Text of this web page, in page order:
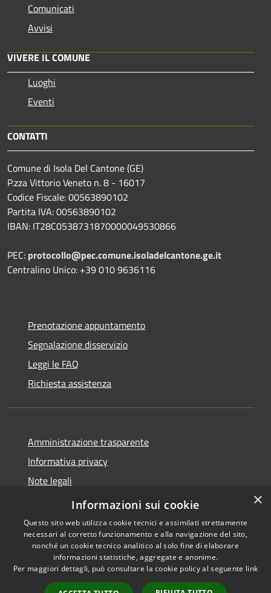
Comunicati
Avvisi
VIVERE IL COMUNE
Luoghi
Eventi
CONTATTI
Comune di Isola Del Cantone (GE)
P.zza Vittorio Veneto n. 8 - 16017
Codice Fiscale: 00563890102
Partita IVA: 00563890102
IBAN: IT28C0538731870000049530866
PEC: protocollo@pec.comune.isoladelcantone.ge.it
Centralino Unico: +39 010 9636116
Prenotazione appuntamento
Segnalazione disservizio
Leggi le FAQ
Richiesta assistenza
Amministrazione trasparente
Informativa privacy
Note legali
Dichiarazione di accessibilità
Accessibilità
Copyright © 2026 • Comune di
Isola del Cantone • Powered by
Municipium• Accesso
×
Informazioni sui cookie
Questo sito web utilizza cookie tecnici e assimilati strettamente
necessari al corretto funzionamento e alla navigazione del sito,
nonché un cookie tecnico analitico al solo fine di elaborare
informazioni statistiche, aggregate e anonime.
Per maggiori dettagli, può consultare la cookie policy al seguente link